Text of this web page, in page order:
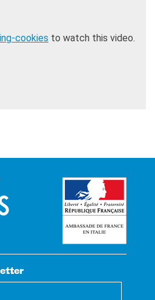
cookies to watch this video.